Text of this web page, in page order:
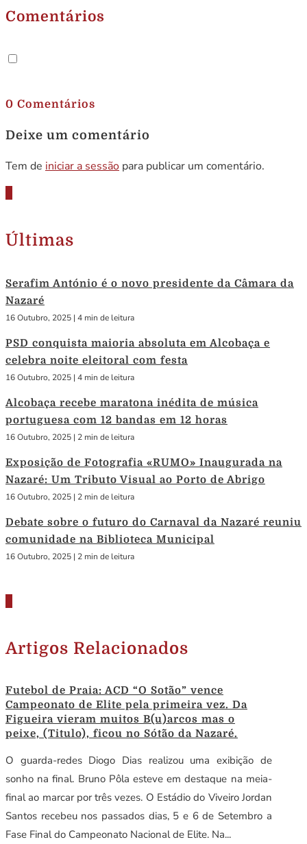
Comentários
0 Comentários
Deixe um comentário
Tem de iniciar a sessão para publicar um comentário.
Últimas
Serafim António é o novo presidente da Câmara da
Nazaré
16 Outubro, 2025 | 4 min de leitura
PSD conquista maioria absoluta em Alcobaça e
celebra noite eleitoral com festa
16 Outubro, 2025 | 4 min de leitura
Alcobaça recebe maratona inédita de música
portuguesa com 12 bandas em 12 horas
16 Outubro, 2025 | 2 min de leitura
Exposição de Fotografia «RUMO» Inaugurada na
Nazaré: Um Tributo Visual ao Porto de Abrigo
16 Outubro, 2025 | 2 min de leitura
Debate sobre o futuro do Carnaval da Nazaré reuniu
comunidade na Biblioteca Municipal
16 Outubro, 2025 | 2 min de leitura
Artigos Relacionados
Futebol de Praia: ACD “O Sotão” vence
Campeonato de Elite pela primeira vez. Da
Figueira vieram muitos B(u)arcos mas o
peixe, (Titulo), ficou no Sótão da Nazaré.
O guarda-redes Diogo Dias realizou uma exibição de
sonho na final. Bruno Pôla esteve em destaque na meia-
final ao marcar por três vezes. O Estádio do Viveiro Jordan
Santos recebeu nos passados dias, 5 e 6 de Setembro a
Fase Final do Campeonato Nacional de Elite. Na...